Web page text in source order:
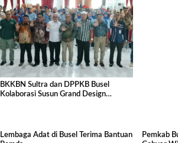
BKKBN Sultra dan DPPKB Busel
Kolaborasi Susun Grand Design
Lembaga Adat di Busel Terima Bantuan
Pemkab